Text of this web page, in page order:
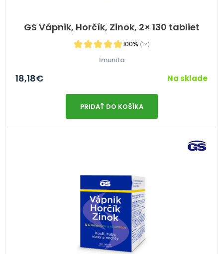
GS Vápnik, Horčík, Zinok, 2× 130 tabliet
100% (1×)
Imunita
18,18€ Na sklade
PRIDAŤ DO KOŠÍKA